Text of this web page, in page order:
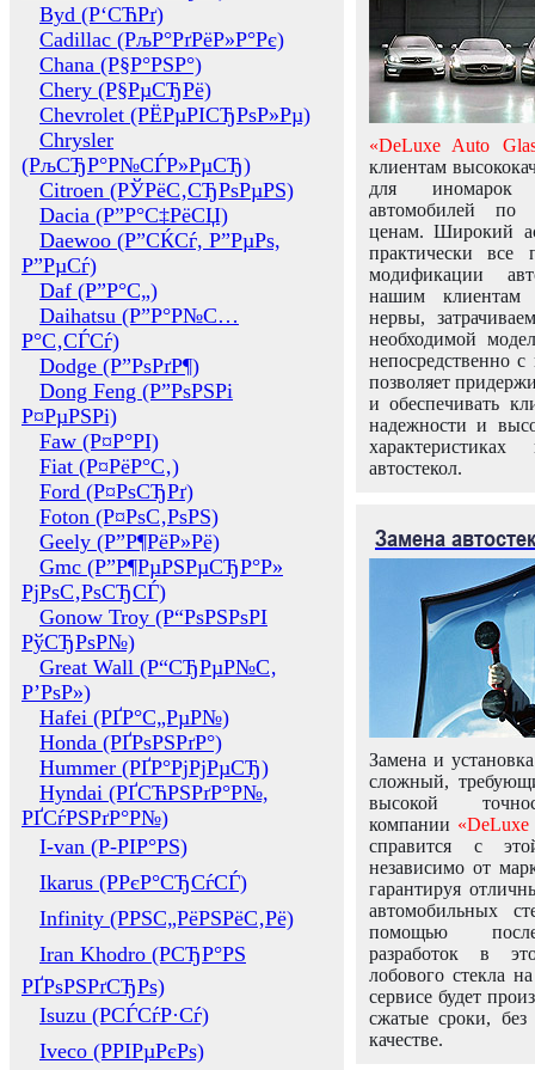
Byd (Р‘СЋРґ)
Cadillac (РљР°РґРёР»Р°Рє)
Chana (Р§Р°РЅР°)
Chery (Р§РµСЂРё)
Chevrolet (РЁРµРІСЂРѕР»Рµ)
Chrysler
(РљСЂР°Р№СЃР»РµСЂ)
Citroen (РЎРёС‚СЂРѕРµРЅ)
Dacia (Р”Р°С‡РёСЏ)
Daewoo (Р”СЌСѓ, Р”РµРѕ,
Р”РµСѓ)
Daf (Р”Р°С„)
Daihatsu (Р”Р°Р№С…
Р°С‚СЃСѓ)
Dodge (Р”РѕРґР¶)
Dong Feng (Р”РѕРЅРі
Р¤РµРЅРі)
Faw (Р¤Р°РІ)
Fiat (Р¤РёР°С‚)
Ford (Р¤РѕСЂРґ)
Foton (Р¤РѕС‚РѕРЅ)
Geely (Р”Р¶РёР»Рё)
Gmc (Р”Р¶РµРЅРµСЂР°Р»
РјРѕС‚РѕСЂСЃ)
Gonow Troy (Р“РѕРЅРѕРІ
РўСЂРѕР№)
Great Wall (Р“СЂРµР№С‚
Р’РѕР»)
Hafei (РҐР°С„РµР№)
Honda (РҐРѕРЅРґР°)
Hummer (РҐР°РјРјРµСЂ)
Hyndai (РҐСЋРЅРґР°Р№,
РҐСѓРЅРґР°Р№)
I-van (Р-РІР°РЅ)
Ikarus (РРєР°СЂСѓСЃ)
Infinity (РРЅС„РёРЅРёС‚Рё)
Iran Khodro (РСЂР°РЅ
РҐРѕРЅРґСЂРѕ)
Isuzu (РСЃСѓР·Сѓ)
Iveco (РРІРµРєРѕ)
«DeLuxe Auto
клиентам
для иномарок
автомобилей
ценам. Широкий
практически все
модификации
нашим клиентам
нервы,
необходимой
непосредственно
позволяет
и обеспечивать
надежности и
автостекол.
Замена
Замена и
сложный,
высокой
компании «DeLuxe
справится с
независимо от
гарантируя
автомобильных
помощью
разработок в
лобового стекла
сервисе будет
сжатые сроки,
качестве.